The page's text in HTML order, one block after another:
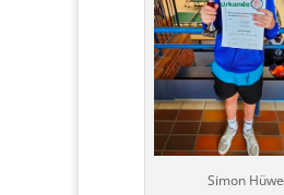
Simon Hüwe